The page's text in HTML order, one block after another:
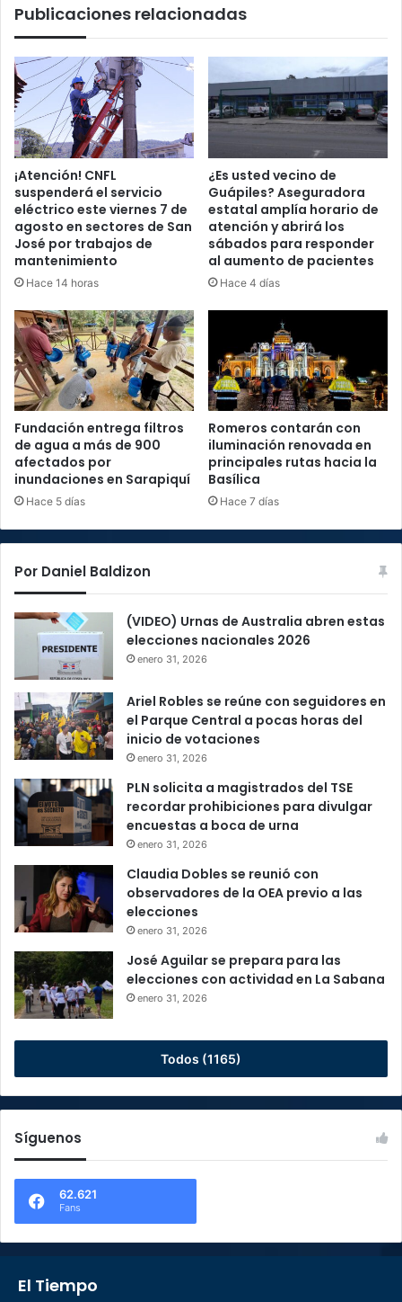
Puntarenas
Publicaciones relacionadas
¡Atención! CNFL
suspenderá el servicio
eléctrico este viernes 7 de
agosto en sectores de San
José por trabajos de
mantenimiento
Hace 14 horas
¿Es usted vecino de
Guápiles? Aseguradora
estatal amplía horario de
atención y abrirá los
sábados para responder
al aumento de pacientes
Hace 4 días
Fundación entrega filtros
de agua a más de 900
afectados por
inundaciones en Sarapiquí
Hace 5 días
Romeros contarán con
iluminación renovada en
principales rutas hacia la
Basílica
Hace 7 días
Por Daniel Baldizon
(VIDEO) Urnas de Australia abren estas
elecciones nacionales 2026
enero 31, 2026
Ariel Robles se reúne con seguidores en
el Parque Central a pocas horas del
inicio de votaciones
enero 31, 2026
PLN solicita a magistrados del TSE
recordar prohibiciones para divulgar
encuestas a boca de urna
enero 31, 2026
Claudia Dobles se reunió con
observadores de la OEA previo a las
elecciones
enero 31, 2026
José Aguilar se prepara para las
elecciones con actividad en La Sabana
enero 31, 2026
Todos (1165)
Síguenos
62.621
Fans
El Tiempo